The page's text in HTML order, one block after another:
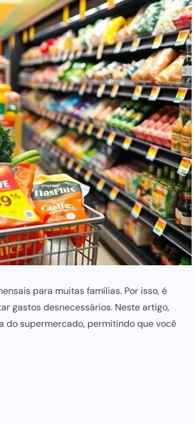
para muitas famílias. Por isso, é
gastos desnecessários. Neste artigo,
do supermercado, permitindo que você